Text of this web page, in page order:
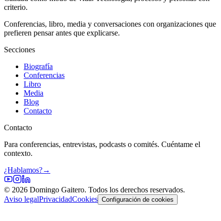
criterio.
Conferencias, libro, media y conversaciones con organizaciones que
prefieren pensar antes que explicarse.
Secciones
Biografía
Conferencias
Libro
Media
Blog
Contacto
Contacto
Para conferencias, entrevistas, podcasts o comités. Cuéntame el
contexto.
¿Hablamos?→
© 2026 Domingo Gaitero. Todos los derechos reservados.
Aviso legalPrivacidadCookies Configuración de cookies